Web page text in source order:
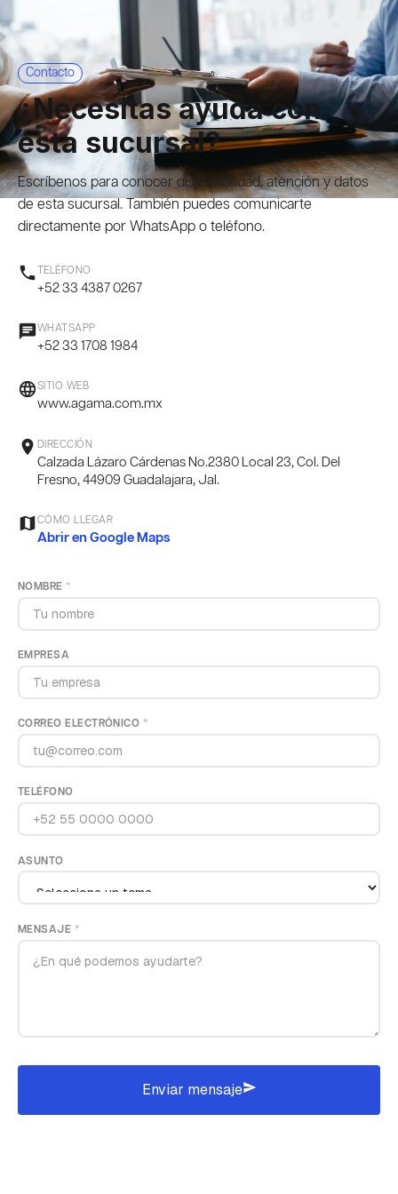
Contacto
¿Necesitas ayuda con
esta sucursal?
Escríbenos para conocer disponibilidad, atención y datos
de esta sucursal. También puedes comunicarte
directamente por WhatsApp o teléfono.
phoneTELÉFONO
+52 33 4387 0267
chatWHATSAPP
+52 33 1708 1984
languageSITIO WEB
www.agama.com.mx
location_on DIRECCIÓN
Calzada Lázaro Cárdenas No.2380 Local 23, Col. Del
Fresno, 44909 Guadalajara, Jal.
mapCÓMO LLEGAR
Abrir en Google Maps
NOMBRE *
EMPRESA
CORREO ELECTRÓNICO *
TELÉFONO
ASUNTO
MENSAJE *
Enviar mensajesend